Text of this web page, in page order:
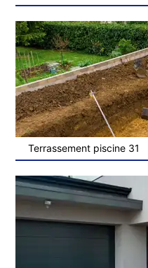
Terrassement piscine 31